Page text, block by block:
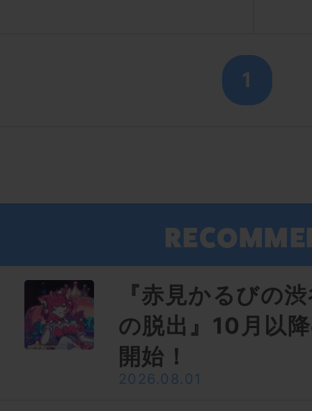
1
『赤見かるびの
の脱出』10月以
開始！
2026.08.01